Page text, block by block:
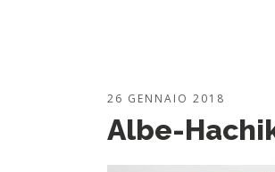
26 GENNAIO 2018
Albe-